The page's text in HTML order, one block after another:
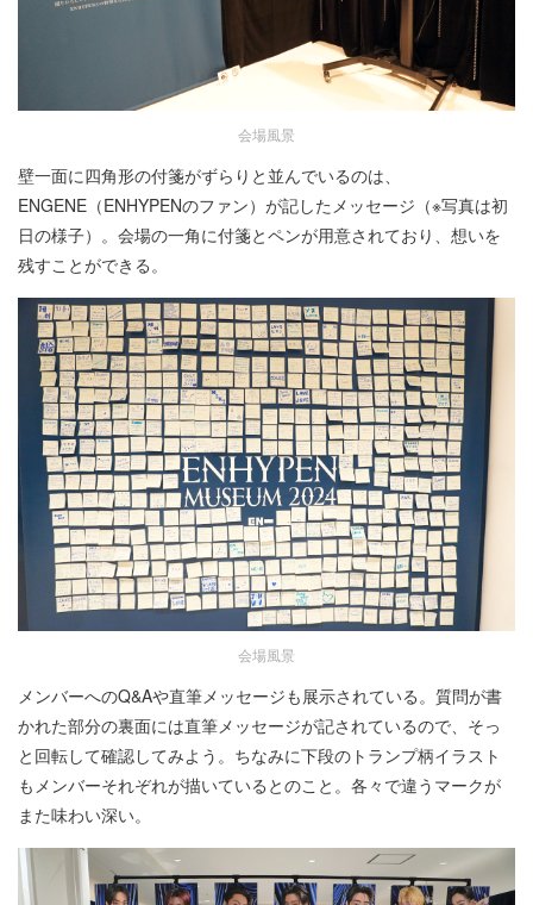
会場風景
壁一面に四角形の付箋がずらりと並んでいるのは、
ENGENE（ENHYPENのファン）が記したメッセージ（※写真は初
日の様子）。会場の一角に付箋とペンが用意されており、想いを
残すことができる。
会場風景
メンバーへのQ&Aや直筆メッセージも展示されている。質問が書
かれた部分の裏面には直筆メッセージが記されているので、そっ
と回転して確認してみよう。ちなみに下段のトランプ柄イラスト
もメンバーそれぞれが描いているとのこと。各々で違うマークが
また味わい深い。